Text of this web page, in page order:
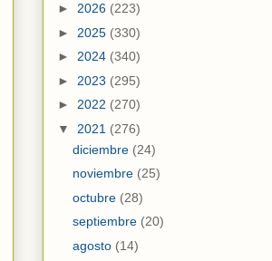
► 2026 (223)
► 2025 (330)
► 2024 (340)
► 2023 (295)
► 2022 (270)
▼ 2021 (276)
diciembre (24)
noviembre (25)
octubre (28)
septiembre (20)
agosto (14)